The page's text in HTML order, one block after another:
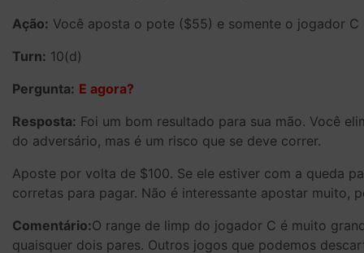
Ação: Você aposta o pote ($55) e somente o jogador C
Turn: 10(d)
Pergunta: E agora?
Resposta: Foi um bom resultado para sua mão. Você
do adversário, mas é um risco que se deve correr.
Aposte por volta de $100. Se ele estiver com a queda
corretas para pagar. Não é interessante apostar
Comentário:O range de limp do jogador C é muito
quaisquer dois pares. Outros jogos que podemos